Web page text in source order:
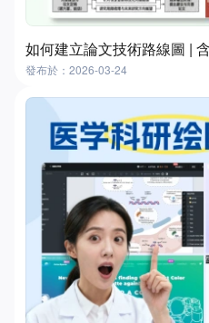
如何建立論文技術路線圖 |
發布於：2026-03-24